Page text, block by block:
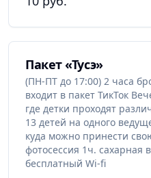
проведения
фоны, атрибутика и
или видеограф, который
самые яркие моменты
удобства
ТикТок Парк- это
услуги для всех
нам и получите
качественный контент и
Посетители парка имеют
Пакет «Тусэ»
(ПН-ПТ до 17:00) 2 часа
входит в пакет ТикТок
где детки проходят
13 детей на одного
куда можно принести
фотосессия 1ч. сахарная
бесплатный Wi-fi